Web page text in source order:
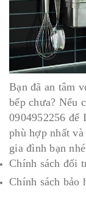
Bạn đã an tâm
bếp chưa? Nếu
0904952256 để
phù hợp nhất
gia đình bạn
Chính sách đổi
Chính sách bảo